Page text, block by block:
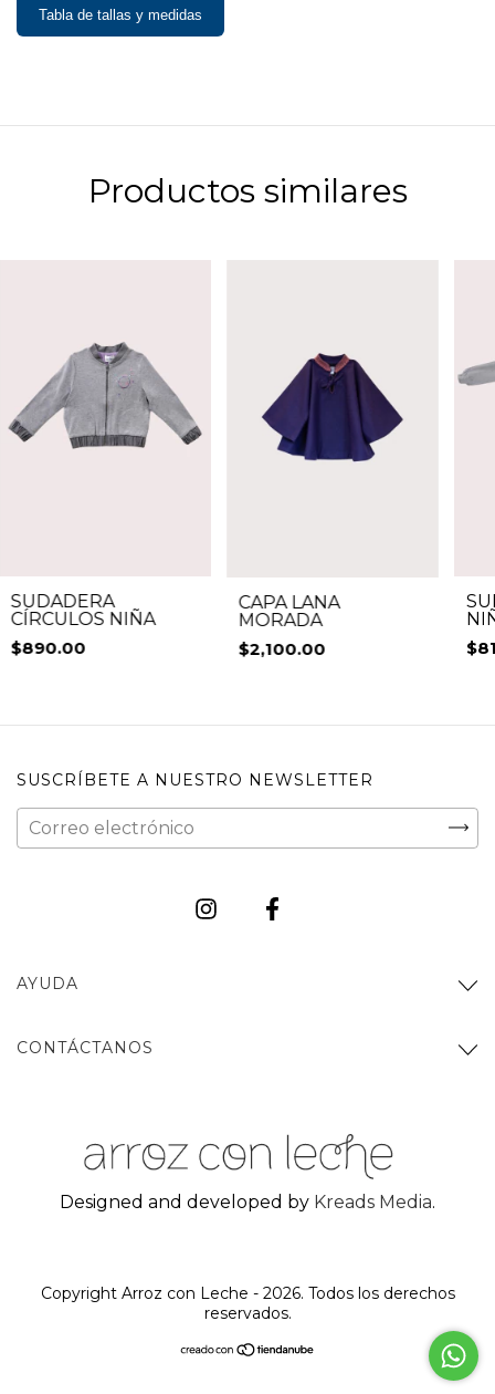
Tabla de tallas y medidas
Productos similares
SUDADERA
CÍRCULOS NIÑA
$890.00
CAPA LANA
MORADA
$2,100.00
SUSCRÍBETE A NUESTRO NEWSLETTER
AYUDA
CONTÁCTANOS
Designed and developed by Kreads Media.
Copyright Arroz con Leche - 2026. Todos los derechos
reservados.